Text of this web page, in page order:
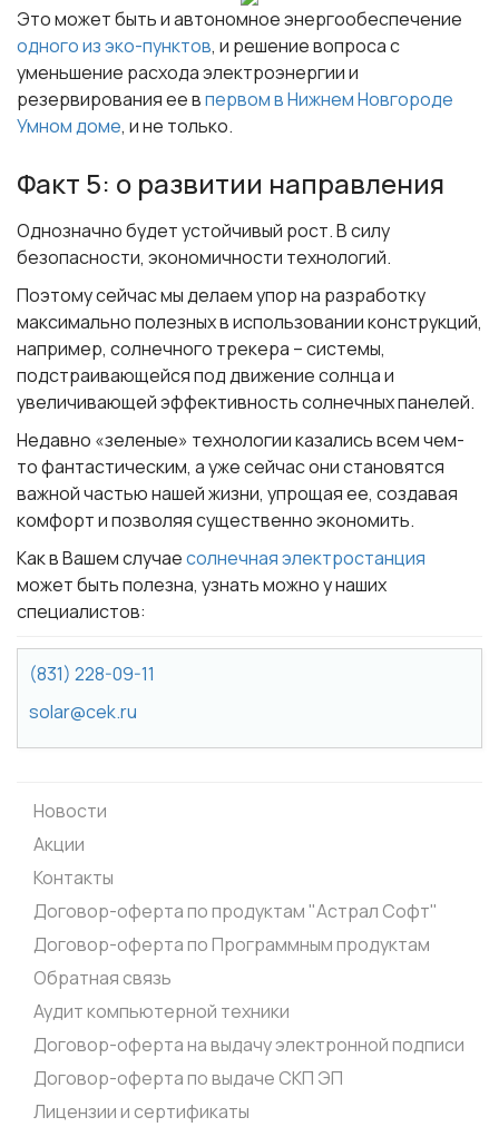
Это может быть и автономное энергообеспечение
одного из эко-пунктов, и решение вопроса с
уменьшение расхода электроэнергии и
резервирования ее впервом в Нижнем Новгороде
Умном доме, и не только.
Факт 5: о развитии направления
Однозначно будет устойчивый рост. В силу
безопасности, экономичности технологий.
Поэтому сейчас мы делаем упор на разработку
максимально полезных в использовании конструкций,
например, солнечного трекера – системы,
подстраивающейся под движение солнца и
увеличивающей эффективность солнечных панелей.
Недавно «зеленые» технологии казались всем чем-
то фантастическим, а уже сейчас они становятся
важной частью нашей жизни, упрощая ее, создавая
комфорт и позволяя существенно экономить.
Как в Вашем случаесолнечная электростанция
может быть полезна, узнать можно у наших
специалистов:
(831) 228-09-11
solar@cek.ru
Новости
Акции
Контакты
Договор-оферта по продуктам "Астрал Софт"
Договор-оферта по Программным продуктам
Обратная связь
Аудит компьютерной техники
Договор-оферта на выдачу электронной подписи
Договор-оферта по выдаче СКП ЭП
Лицензии и сертификаты